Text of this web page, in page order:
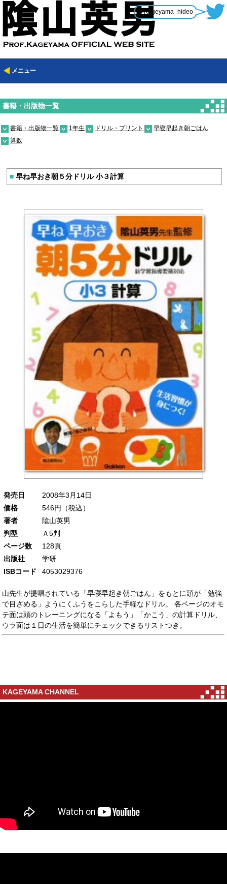
@Kageyama_hideo
メニュー
書籍・出版物一覧
書籍・出版物一覧 1年生 ドリル・プリント
早寝早起き朝ごはん
算数
発売日
2008年3月14日
価格
546円（税込）
著者
隂山英男
判型
Ａ5判
ページ数
128頁
出版社
学研
ISBコード
4053029376
■早ね早おき朝５分ドリル 小３計算
山先生が提唱されている「早寝早起き朝ごはん」をもとに頭が「勉強
で目ざめる」ようにくふうをこらした手軽なドリル。 各ページのオモ
テ面は頭のトレーニングになる「よもう」「かこう」の計算ドリル、
ウラ面は１日の生活を簡単にチェックできるリストつき。
KAGEYAMA CHANNEL